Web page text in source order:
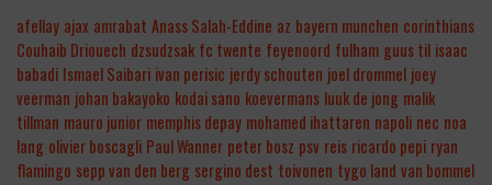
afellay ajax amrabat Anass Salah-Eddine az bayern munchen corinthians
Couhaib Driouech dzsudzsak fc twente feyenoord fulham guus til isaac
babadi Ismael Saibari ivan perisic jerdy schouten joel drommel joey
veerman johan bakayoko kodai sano koevermans luuk de jong malik
tillman mauro junior memphis depay mohamed ihattaren napoli nec noa
lang olivier boscagli Paul Wanner peter bosz psv reis ricardo pepi ryan
flamingo sepp van den berg sergino dest toivonen tygo land van bommel